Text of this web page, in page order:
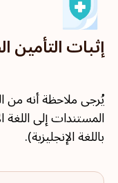
إثبات التأمين
يُرجى ملاحظة أنه من
المستندات إلى
باللغة الإنجليزية).